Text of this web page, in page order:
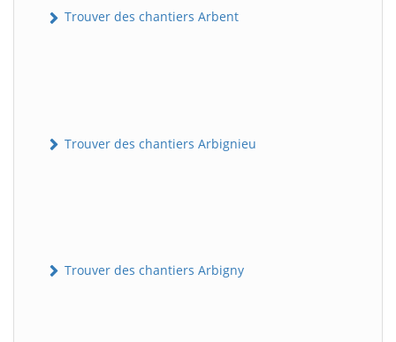
Trouver des chantiers Arbent
Trouver des chantiers Arbignieu
Trouver des chantiers Arbigny